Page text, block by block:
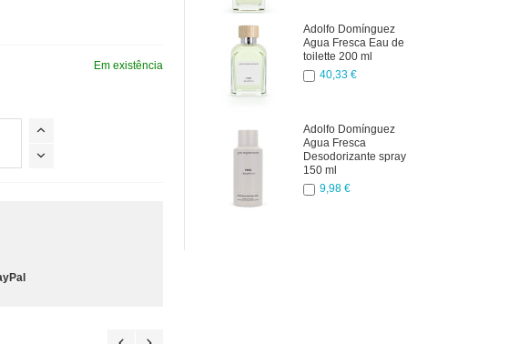
Em existência
Adolfo Domínguez
Agua Fresca Eau de
toilette 200 ml
40,33 €
Adolfo Domínguez
Agua Fresca
Desodorizante spray
150 ml
9,98 €